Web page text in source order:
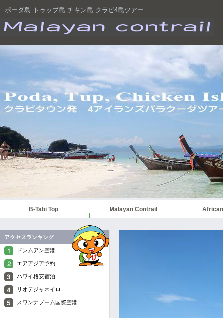
ポーダ島 トゥップ島 チキン島 クラビ4島ツアー
B-Tabi Top Malayan Contrail
アクセスランキング
ドンムアン空港
エアアジア予約
ハワイ格安宿泊
リオデジャネイロ
スワンナプーム国際空港